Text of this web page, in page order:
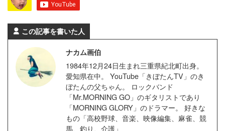
この記事を書いた人
ナカム画伯
1984年12月24日生まれ三重県紀北町出身。
愛知県在中。 YouTube「きぼたんTV」のき
ぼたんの父ちゃん。 ロックバンド
「Mr.MORNING GO」のギタリストであり
「MORNING GLORY」のドラマー。 好きな
もの「高校野球、音楽、映像編集、麻雀、競
馬、釣り、介護」